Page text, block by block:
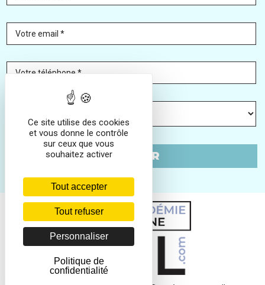
Votre email *
Votre téléphone *
* obligatoire
Ce site utilise des cookies
et vous donne le contrôle
sur ceux que vous
souhaitez activer
Tout accepter
Tout refuser
Personnaliser
Politique de
confidentialité